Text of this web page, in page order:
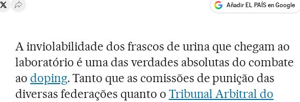
en Whatsapp
en Facebook
Compartir en Twitter
Desplegar Redes Sociales Añadir EL PAÍS en Google
A inviolabilidade dos frascos de urina que chegam ao
laboratório é uma das verdades absolutas do combate
ao doping. Tanto que as comissões de punição das
diversas federações quanto o Tribunal Arbitral do